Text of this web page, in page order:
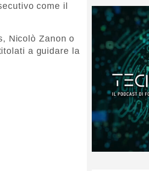
come il
Nicolò Zanon o
a guidare la